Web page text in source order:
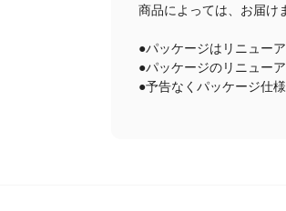
商品によっては、お届け
●パッケージはリニュー
●パッケージのリニュー
●予告なくパッケージ仕